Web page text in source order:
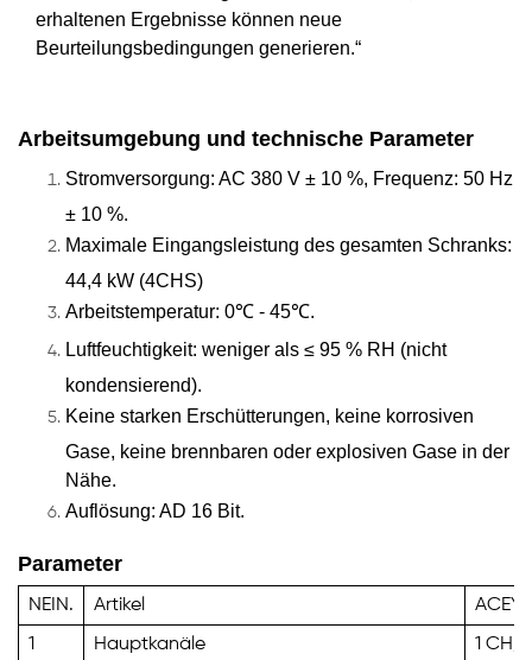
erhaltenen Ergebnisse können neue
Beurteilungsbedingungen generieren.“
Arbeitsumgebung und technische Parameter
Stromversorgung: AC 380 V ± 10 %, Frequenz: 50 Hz
± 10 %.
Maximale Eingangsleistung des gesamten Schranks:
44,4 kW (4CHS)
Arbeitstemperatur: 0℃ - 45℃.
Luftfeuchtigkeit: weniger als ≤ 95 % RH (nicht
kondensierend).
Keine starken Erschütterungen, keine korrosiven
Gase, keine brennbaren oder explosiven Gase in der
Nähe.
Auflösung: AD 16 Bit.
Parameter
NEIN. Artikel
1 Hauptkanäle 1 CH/